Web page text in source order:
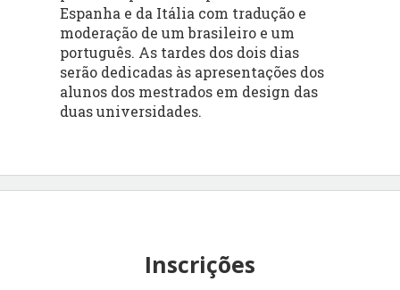
Espanha e da Itália com tradução e
moderação de um brasileiro e um
português. As tardes dos dois dias
serão dedicadas às apresentações dos
alunos dos mestrados em design das
duas universidades.
Inscrições